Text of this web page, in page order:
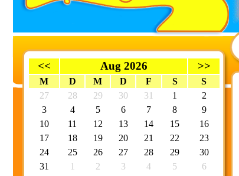
<< Aug 2026 >>
M D M D F S
S
27
28 29 30 31 1
2
3
4 5 6 7 8
9
10
11 12 13 14 15
16
17
18 19 20 21 22
23
24
25 26 27 28 29
30
31
1 2 3 4 5 6